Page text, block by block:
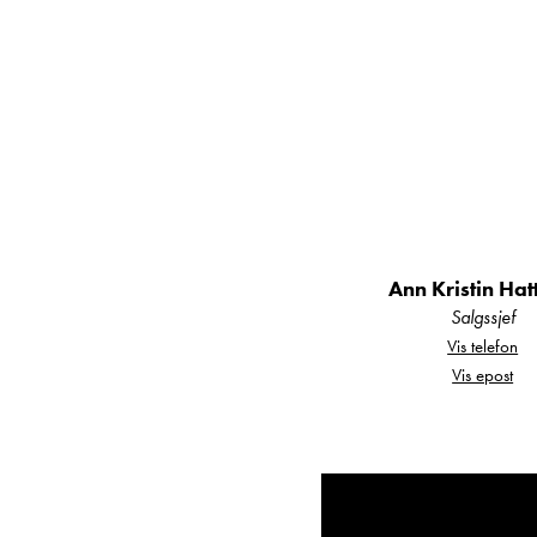
Elegant
skuffer med soft-
Ann Kristin
Salgssjef
Vis telefon
Vis epost